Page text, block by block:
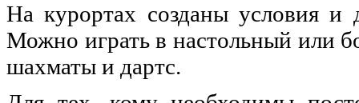
На курортах созданы условия и
Можно играть в настольный или
шахматы и дартс.